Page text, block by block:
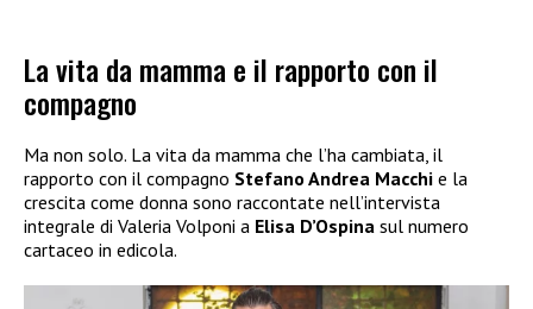
La vita da mamma e il rapporto con il
compagno
Ma non solo. La vita da mamma che l’ha cambiata, il
rapporto con il compagno Stefano Andrea Macchi e la
crescita come donna sono raccontate nell’intervista
integrale di Valeria Volponi a Elisa D’Ospina sul numero
cartaceo in edicola.